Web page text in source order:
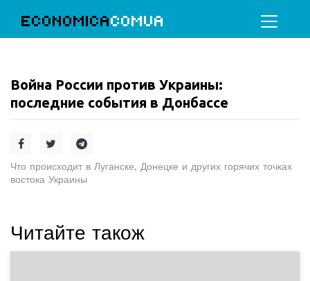
ECONOMICACOMUA
Война России против Украины:
последние события в Донбассе
Что происходит в Луганске, Донецке и других горячих точках
востока Украины
Читайте також